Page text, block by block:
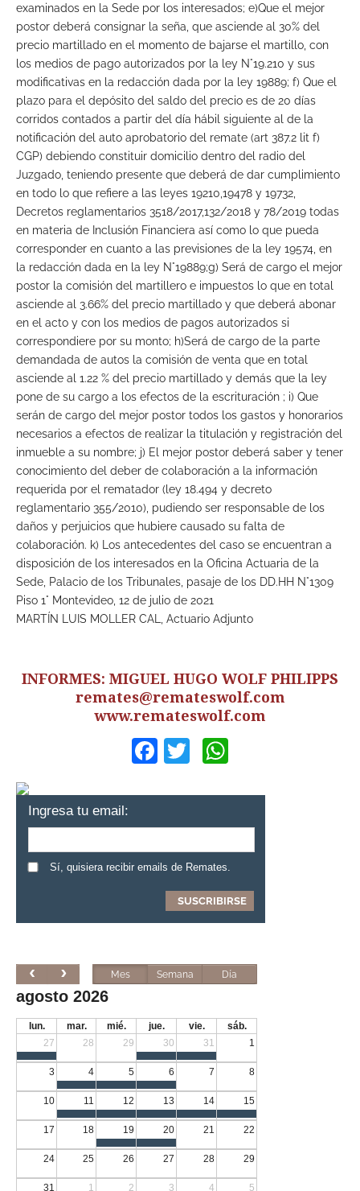
examinados en la Sede por los interesados; e)Que el mejor
postor deberá consignar la seña, que asciende al 30% del
precio martillado en el momento de bajarse el martillo, con
los medios de pago autorizados por la ley N°19.210 y sus
modificativas en la redacción dada por la ley 19889; f) Que el
plazo para el depósito del saldo del precio es de 20 días
corridos contados a partir del día hábil siguiente al de la
notificación del auto aprobatorio del remate (art 387.2 lit f)
CGP) debiendo constituir domicilio dentro del radio del
Juzgado, teniendo presente que deberá de dar cumplimiento
en todo lo que refiere a las leyes 19210,19478 y 19732,
Decretos reglamentarios 3518/2017,132/2018 y 78/2019 todas
en materia de Inclusión Financiera así como lo que pueda
corresponder en cuanto a las previsiones de la ley 19574, en
la redacción dada en la ley N°19889;g) Será de cargo el mejor
postor la comisión del martillero e impuestos lo que en total
asciende al 3.66% del precio martillado y que deberá abonar
en el acto y con los medios de pagos autorizados si
correspondiere por su monto; h)Será de cargo de la parte
demandada de autos la comisión de venta que en total
asciende al 1.22 % del precio martillado y demás que la ley
pone de su cargo a los efectos de la escrituración ; i) Que
serán de cargo del mejor postor todos los gastos y honorarios
necesarios a efectos de realizar la titulación y registración del
inmueble a su nombre; j) El mejor postor deberá saber y tener
conocimiento del deber de colaboración a la información
requerida por el rematador (ley 18.494 y decreto
reglamentario 355/2010), pudiendo ser responsable de los
daños y perjuicios que hubiere causado su falta de
colaboración. k) Los antecedentes del caso se encuentran a
disposición de los interesados en la Oficina Actuaria de la
Sede, Palacio de los Tribunales, pasaje de los DD.HH N°1309
Piso 1° Montevideo, 12 de julio de 2021
MARTÍN LUIS MOLLER CAL, Actuario Adjunto
INFORMES: MIGUEL HUGO WOLF PHILIPPS
remates@remateswolf.com
www.remateswolf.com
Facebook
Twitter
Ingresa tu email:
Sí, quisiera recibir emails de Remates.
Mes Semana Día
agosto 2026
lun. mar. mié. jue. vie.
sáb.
27
28 29 30 31 1
3 4 5 6 7 8
10 11 12 13 14 15
17 18 19 20 21 22
24 25 26 27 28 29
31 1 2 3 4 5